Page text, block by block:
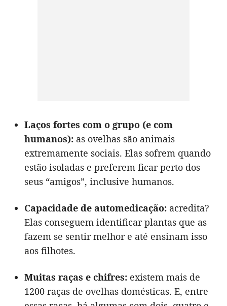
Laços fortes com o grupo (e com
humanos): as ovelhas são animais
extremamente sociais. Elas sofrem quando
estão isoladas e preferem ficar perto dos
seus “amigos”, inclusive humanos.
Capacidade de automedicação: acredita?
Elas conseguem identificar plantas que as
fazem se sentir melhor e até ensinam isso
aos filhotes.
Muitas raças e chifres: existem mais de
1200 raças de ovelhas domésticas. E, entre